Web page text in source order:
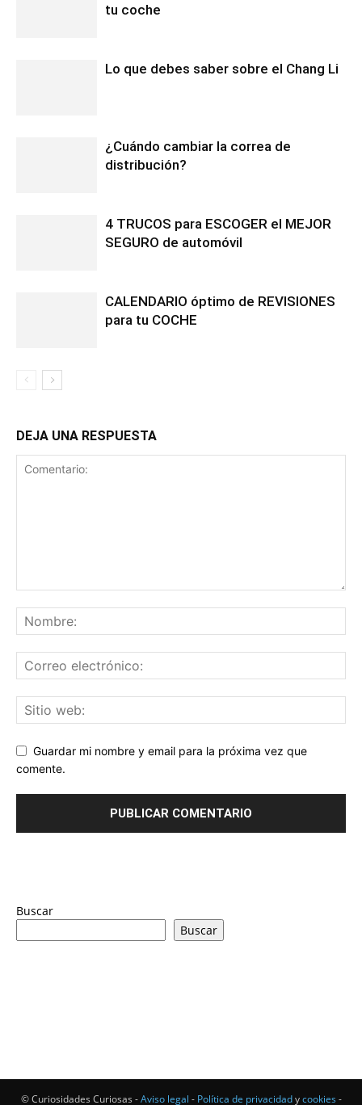
tu coche
Lo que debes saber sobre el Chang Li
¿Cuándo cambiar la correa de
distribución?
4 TRUCOS para ESCOGER el MEJOR
SEGURO de automóvil
CALENDARIO óptimo de REVISIONES
para tu COCHE
DEJA UNA RESPUESTA
Guardar mi nombre y email para la próxima vez que
comente.
Buscar
Buscar
© Curiosidades Curiosas -Aviso legal - Política de privacidadycookies -